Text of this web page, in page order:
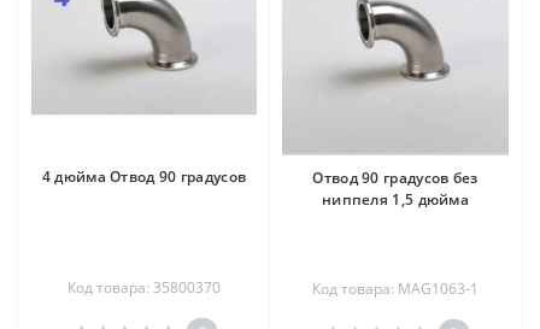
4 дюйма Отвод 90 градусов
Код товара: 35800370
Отвод 90 градусов без
ниппеля 1,5 дюйма
Код товара: MAG1063-1